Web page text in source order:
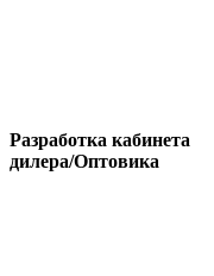
Разработка кабинета
дилера/Оптовика